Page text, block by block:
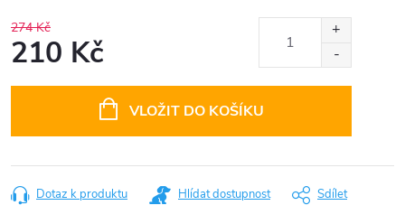
274 Kč
210 Kč
VLOŽIT DO KOŠÍKU
Dotaz k produktu Hlídat dostupnost Sdílet